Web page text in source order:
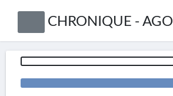
CHRONIQUE - AGO